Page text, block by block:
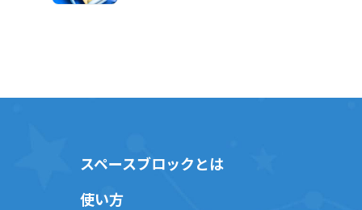
スペースブロックとは
使い方